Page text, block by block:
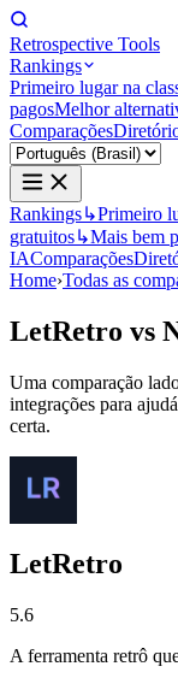
Retrospective Tools
Rankings
Primeiro lugar na
pagosMelhor
Comparações
Rankings↳Primeiro
gratuitos↳Mais bem
IAComparações
Home›Todas as
LetRetro vs
Uma comparação
integrações para
certa.
LetRetro
5.6
A ferramenta retrô